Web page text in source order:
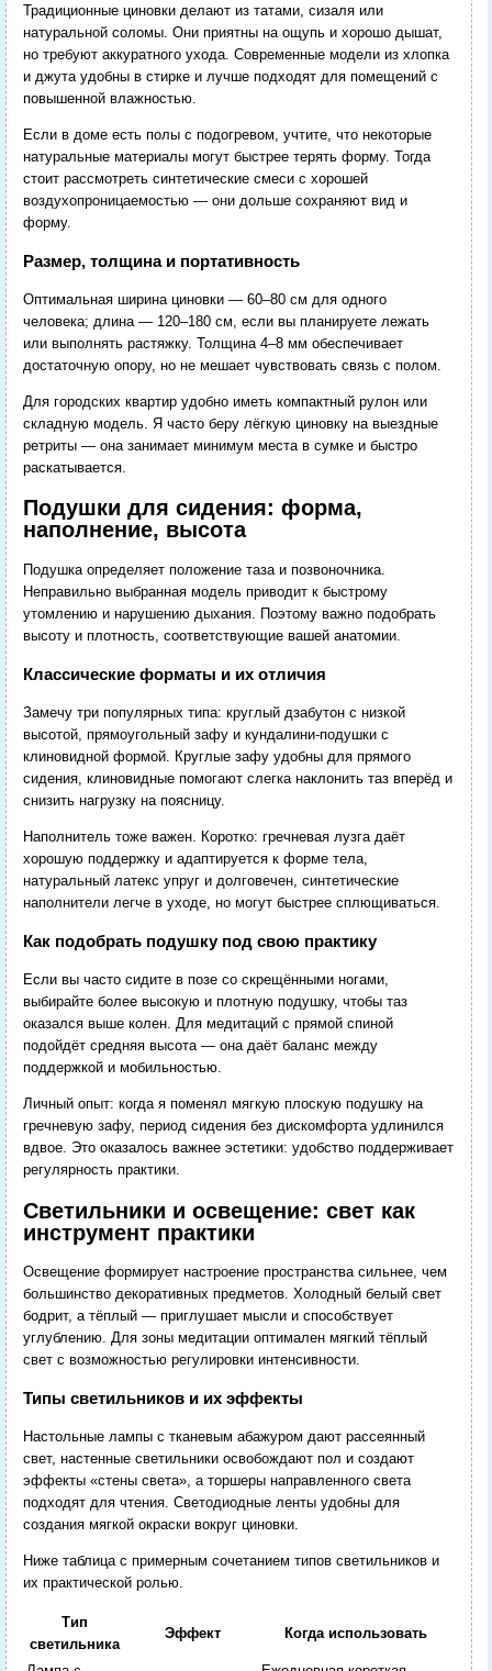
Традиционные циновки делают из татами, сизаля или
натуральной соломы. Они приятны на ощупь и хорошо дышат,
но требуют аккуратного ухода. Современные модели из хлопка
и джута удобны в стирке и лучше подходят для помещений с
повышенной влажностью.
Если в доме есть полы с подогревом, учтите, что некоторые
натуральные материалы могут быстрее терять форму. Тогда
стоит рассмотреть синтетические смеси с хорошей
воздухопроницаемостью — они дольше сохраняют вид и
форму.
Размер, толщина и портативность
Оптимальная ширина циновки — 60–80 см для одного
человека; длина — 120–180 см, если вы планируете лежать
или выполнять растяжку. Толщина 4–8 мм обеспечивает
достаточную опору, но не мешает чувствовать связь с полом.
Для городских квартир удобно иметь компактный рулон или
складную модель. Я часто беру лёгкую циновку на выездные
ретриты — она занимает минимум места в сумке и быстро
раскатывается.
Подушки для сидения: форма,
наполнение, высота
Подушка определяет положение таза и позвоночника.
Неправильно выбранная модель приводит к быстрому
утомлению и нарушению дыхания. Поэтому важно подобрать
высоту и плотность, соответствующие вашей анатомии.
Классические форматы и их отличия
Замечу три популярных типа: круглый дзабутон с низкой
высотой, прямоугольный зафу и кундалини-подушки с
клиновидной формой. Круглые зафу удобны для прямого
сидения, клиновидные помогают слегка наклонить таз вперёд и
снизить нагрузку на поясницу.
Наполнитель тоже важен. Коротко: гречневая лузга даёт
хорошую поддержку и адаптируется к форме тела,
натуральный латекс упруг и долговечен, синтетические
наполнители легче в уходе, но могут быстрее сплющиваться.
Как подобрать подушку под свою практику
Если вы часто сидите в позе со скрещёнными ногами,
выбирайте более высокую и плотную подушку, чтобы таз
оказался выше колен. Для медитаций с прямой спиной
подойдёт средняя высота — она даёт баланс между
поддержкой и мобильностью.
Личный опыт: когда я поменял мягкую плоскую подушку на
гречневую зафу, период сидения без дискомфорта удлинился
вдвое. Это оказалось важнее эстетики: удобство поддерживает
регулярность практики.
Светильники и освещение: свет как
инструмент практики
Освещение формирует настроение пространства сильнее, чем
большинство декоративных предметов. Холодный белый свет
бодрит, а тёплый — приглушает мысли и способствует
углублению. Для зоны медитации оптимален мягкий тёплый
свет с возможностью регулировки интенсивности.
Типы светильников и их эффекты
Настольные лампы с тканевым абажуром дают рассеянный
свет, настенные светильники освобождают пол и создают
эффекты «стены света», а торшеры направленного света
подходят для чтения. Светодиодные ленты удобны для
создания мягкой окраски вокруг циновки.
Ниже таблица с примерным сочетанием типов светильников и
их практической ролью.
Тип
светильника
Эффект Когда использовать